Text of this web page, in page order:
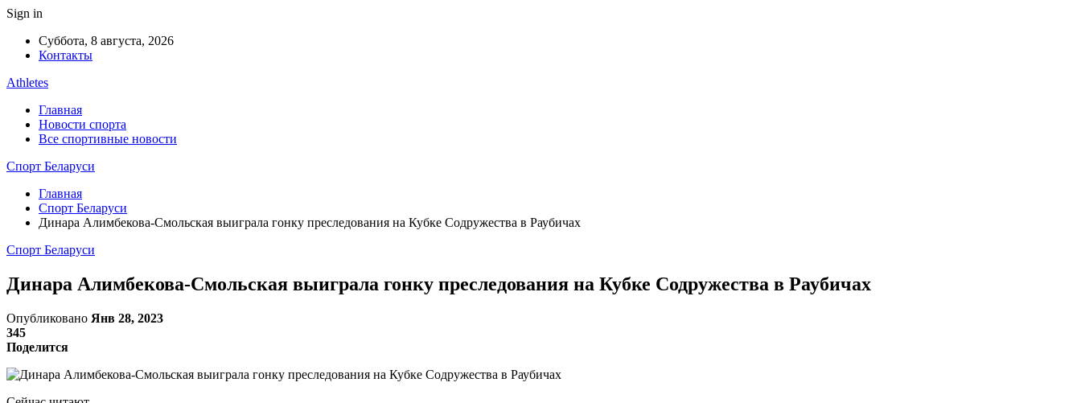
Sign in
Суббота, 8 августа, 2026
Контакты
Athletes
Главная
Новости спорта
Все спортивные новости
Спорт Беларуси
Главная
Спорт Беларуси
Динара Алимбекова-Смольская выиграла гонку преследования на Кубке Содружества в Раубичах
Спорт Беларуси
Динара Алимбекова-Смольская выиграла гонку преследования на Кубке Содружества в Раубичах
Опубликовано Янв 28, 2023
345
Поделится